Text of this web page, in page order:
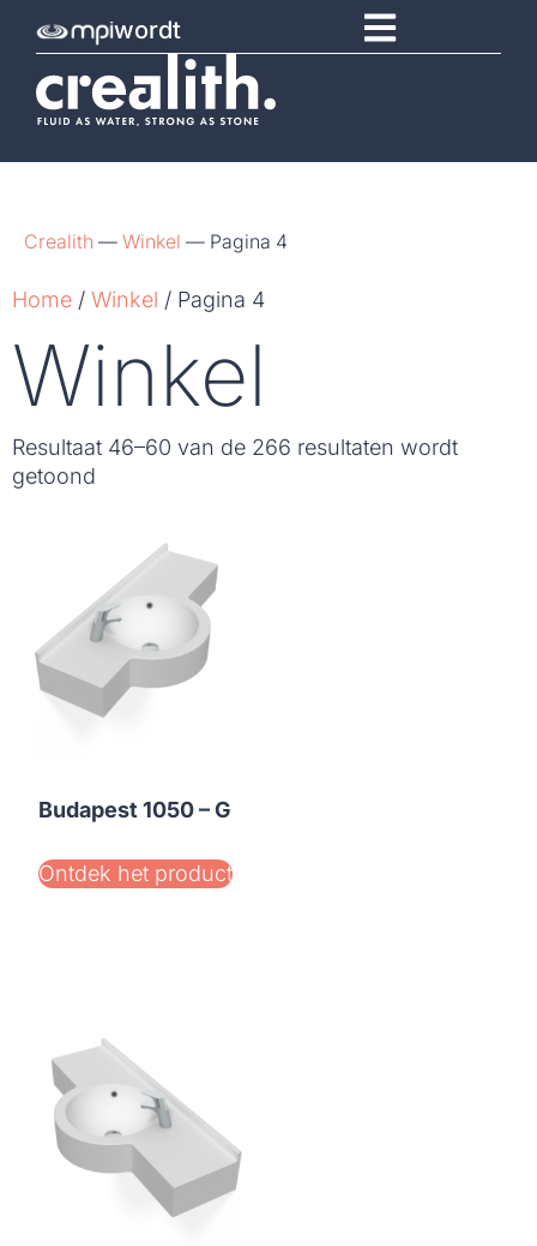
wordt
Crealith — Winkel — Pagina 4
Home / Winkel / Pagina 4
Winkel
Resultaat 46–60 van de 266 resultaten wordt
getoond
Budapest 1050 – G
Ontdek het product